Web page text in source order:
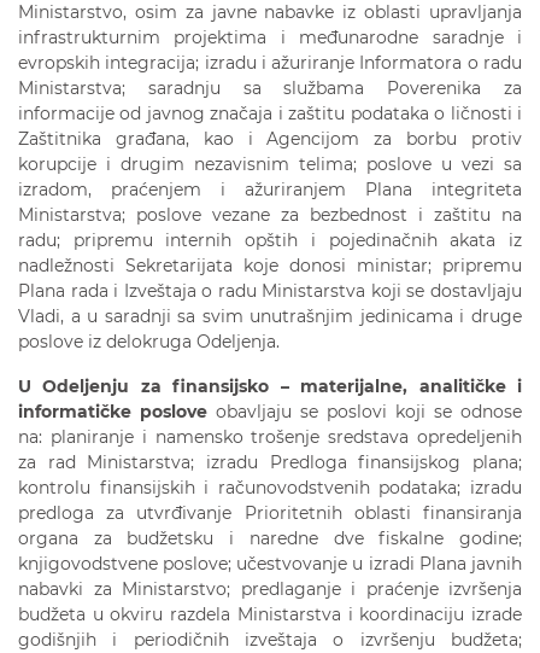
Ministarstvo, osim za javne nabavke iz oblasti upravljanja
infrastrukturnim projektima i međunarodne saradnje i
evropskih integracija; izradu i ažuriranje Informatora o radu
Ministarstva; saradnju sa službama Poverenika za
informacije od javnog značaja i zaštitu podataka o ličnosti i
Zaštitnika građana, kao i Agencijom za borbu protiv
korupcije i drugim nezavisnim telima; poslove u vezi sa
izradom, praćenjem i ažuriranjem Plana integriteta
Ministarstva; poslove vezane za bezbednost i zaštitu na
radu; pripremu internih opštih i pojedinačnih akata iz
nadležnosti Sekretarijata koje donosi ministar; pripremu
Plana rada i Izveštaja o radu Ministarstva koji se dostavljaju
Vladi, a u saradnji sa svim unutrašnjim jedinicama i druge
poslove iz delokruga Odeljenja.
U Odeljenju za finansijsko – materijalne, analitičke i
informatičke poslove obavljaju se poslovi koji se odnose
na: planiranje i namensko trošenje sredstava opredeljenih
za rad Ministarstva; izradu Predloga finansijskog plana;
kontrolu finansijskih i računovodstvenih podataka; izradu
predloga za utvrđivanje Prioritetnih oblasti finansiranja
organa za budžetsku i naredne dve fiskalne godine;
knjigovodstvene poslove; učestvovanje u izradi Plana javnih
nabavki za Ministarstvo; predlaganje i praćenje izvršenja
budžeta u okviru razdela Ministarstva i koordinaciju izrade
godišnjih i periodičnih izveštaja o izvršenju budžeta;